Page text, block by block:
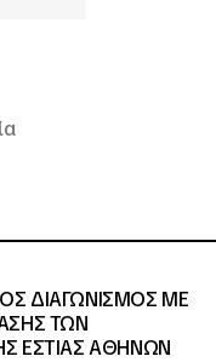
ΔΙΑΓΩΝΙΣΜΟΣ ΜΕ
ΤΩΝ
ΕΣΤΙΑΣ ΑΘΗΝΩΝ